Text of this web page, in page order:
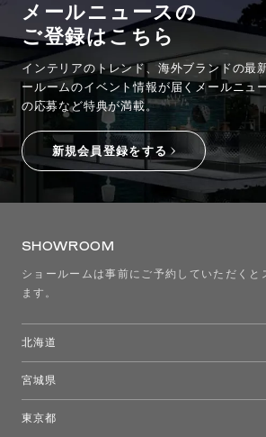
メールニュースの
ご登録はこちら
インテリアのトレンド、海外ブランドの最
ールームのイベント情報が届くメールニュ
の応募など特典が満載。
新規会員登録をする
SHOWROOM
ショールームは事前にご予約していただくと
ます。
北海道
宮城県
東京都